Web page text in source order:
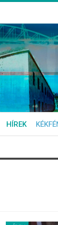
HÍREK